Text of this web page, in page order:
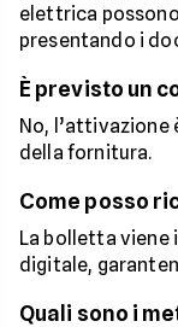
elettrica
presentando i
È previsto un
No,
della fornitura.
Come posso
La bolletta viene
digitale,
Quali sono i